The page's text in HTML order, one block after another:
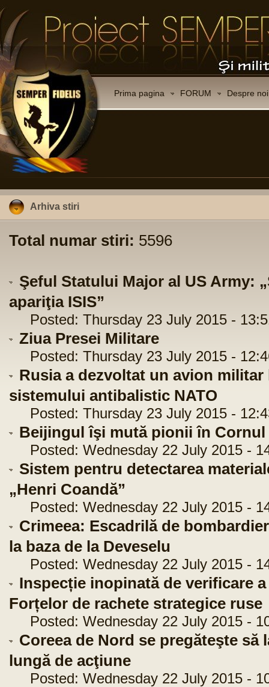
Prima pagina FORUM Despre noi
Arhiva stiri
Total numar stiri: 5596
Şeful Statului Major al US Army:
apariţia ISIS”
Posted: Thursday 23 July 2015 -
Ziua Presei Militare
Posted: Thursday 23 July 2015 -
Rusia a dezvoltat un avion
sistemului antibalistic NATO
Posted: Thursday 23 July 2015 -
Beijingul îşi mută pionii în
Posted: Wednesday 22 July 2015 -
Sistem pentru detectarea
„Henri Coandă”
Posted: Wednesday 22 July 2015 -
Crimeea: Escadrilă de
la baza de la Deveselu
Posted: Wednesday 22 July 2015 -
Inspecție inopinată de verificare
Forțelor de rachete strategice ruse
Posted: Wednesday 22 July 2015 -
Coreea de Nord se pregăteşte să
lungă de acţiune
Posted: Wednesday 22 July 2015 -